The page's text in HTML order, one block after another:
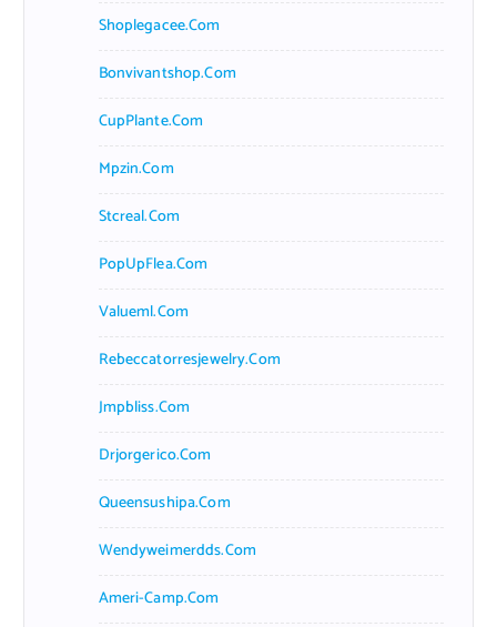
Shoplegacee.com
Bonvivantshop.com
CupPlante.com
Mpzin.com
Stcreal.com
PopUpFlea.com
Valueml.com
Rebeccatorresjewelry.com
Jmpbliss.com
Drjorgerico.com
Queensushipa.com
Wendyweimerdds.com
Ameri-Camp.com